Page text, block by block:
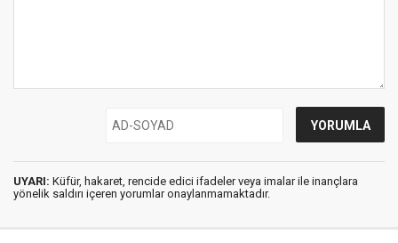
UYARI: Küfür, hakaret, rencide edici ifadeler veya imalar ile inançlara
yönelik saldırı içeren yorumlar onaylanmamaktadır.